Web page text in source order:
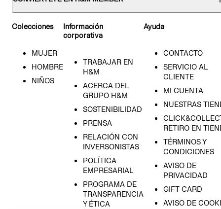
Colecciones
MUJER
HOMBRE
NIÑOS
Información
corporativa
TRABAJAR EN
H&M
ACERCA DEL
GRUPO H&M
SOSTENIBILIDAD
PRENSA
RELACIÓN CON
INVERSONISTAS
POLÍTICA
EMPRESARIAL
PROGRAMA DE
TRANSPARENCIA
Y ÉTICA
Ayuda
CONTACTO
SERVICIO AL
CLIENTE
MI CUENTA
NUESTRAS
RETIRO EN
TÉRMINOS Y
CONDICIONES
AVISO DE
PRIVACIDAD
GIFT CARD
AVISO DE